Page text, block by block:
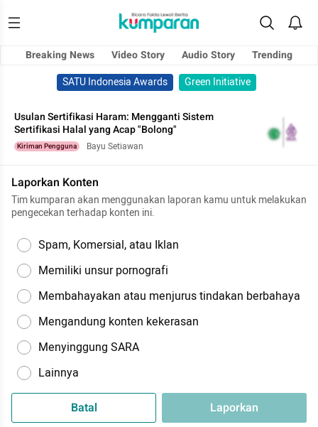
Breaking News Video Story Audio Story
Trending
SATU Indonesia Awards
Green Initiative
Usulan Sertifikasi Haram: Mengganti Sistem
Sertifikasi Halal yang Acap "Bolong"
Kiriman Pengguna Bayu Setiawan
Laporkan Konten
Tim kumparan akan menggunakan laporan kamu untuk melakukan
pengecekan terhadap konten ini.
Spam, Komersial, atau Iklan
Memiliki unsur pornografi
Membahayakan atau menjurus tindakan berbahaya
Mengandung konten kekerasan
Menyinggung SARA
Lainnya
Batal Laporkan